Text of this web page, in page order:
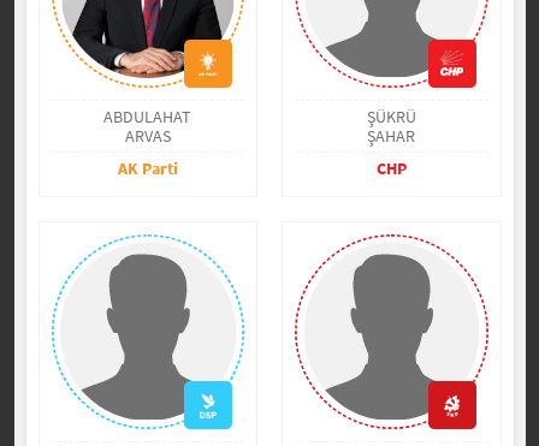
ABDULAHAT
ARVAS
AK Parti
ŞÜKRÜ
ŞAHAR
CHP